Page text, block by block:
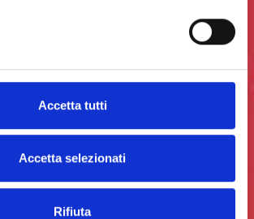
Accetta tutti
Accetta selezionati
Rifiuta